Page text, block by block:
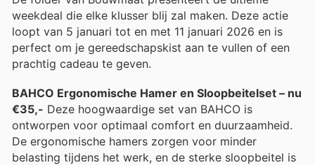
weekdeal die elke klusser blij zal maken. Deze actie
loopt van 5 januari tot en met 11 januari 2026 en is
perfect om je gereedschapskist aan te vullen of een
prachtig cadeau te geven.
BAHCO Ergonomische Hamer en Sloopbeitelset – nu
€35,- Deze hoogwaardige set van BAHCO is
ontworpen voor optimaal comfort en duurzaamheid.
De ergonomische hamers zorgen voor minder
belasting tijdens het werk, en de sterke sloopbeitel is